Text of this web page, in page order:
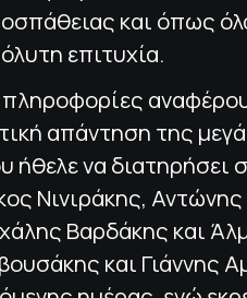
και όπως
επιτυχία.
απάντηση της
ήθελε να
Νινιράκης,
Βαρδάκης και
και Γιάννης